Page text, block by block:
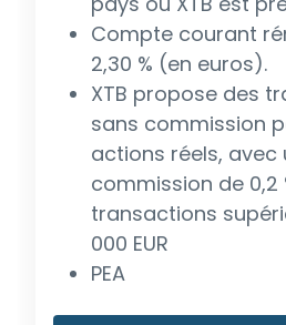
Compte courant
2,30 % (en euros).
XTB propose des
sans commission
actions réels, avec
commission de 0,2
transactions
000 EUR
PEA